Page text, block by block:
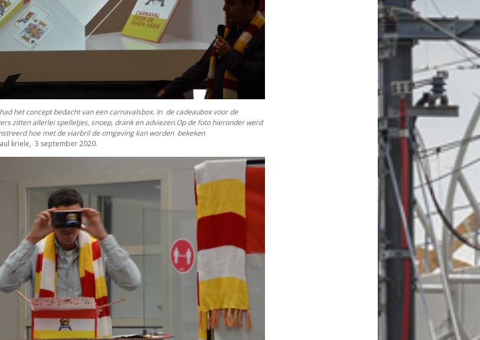
het concept bedacht van een carnavalsbox. In de cadeaubox voor de
zitten allerlei spelletjes, snoep, drank en adviezen.Op de foto hieronder werd
hoe met de viarbril de omgeving kan worden bekeken
kriele, 3 september 2020.